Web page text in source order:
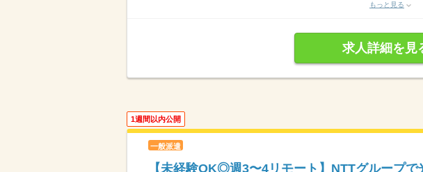
もっと見る
求人詳細を見
1週間以内公開
一般派遣
【未経験OK◎週3〜4リモート】NTTグループで